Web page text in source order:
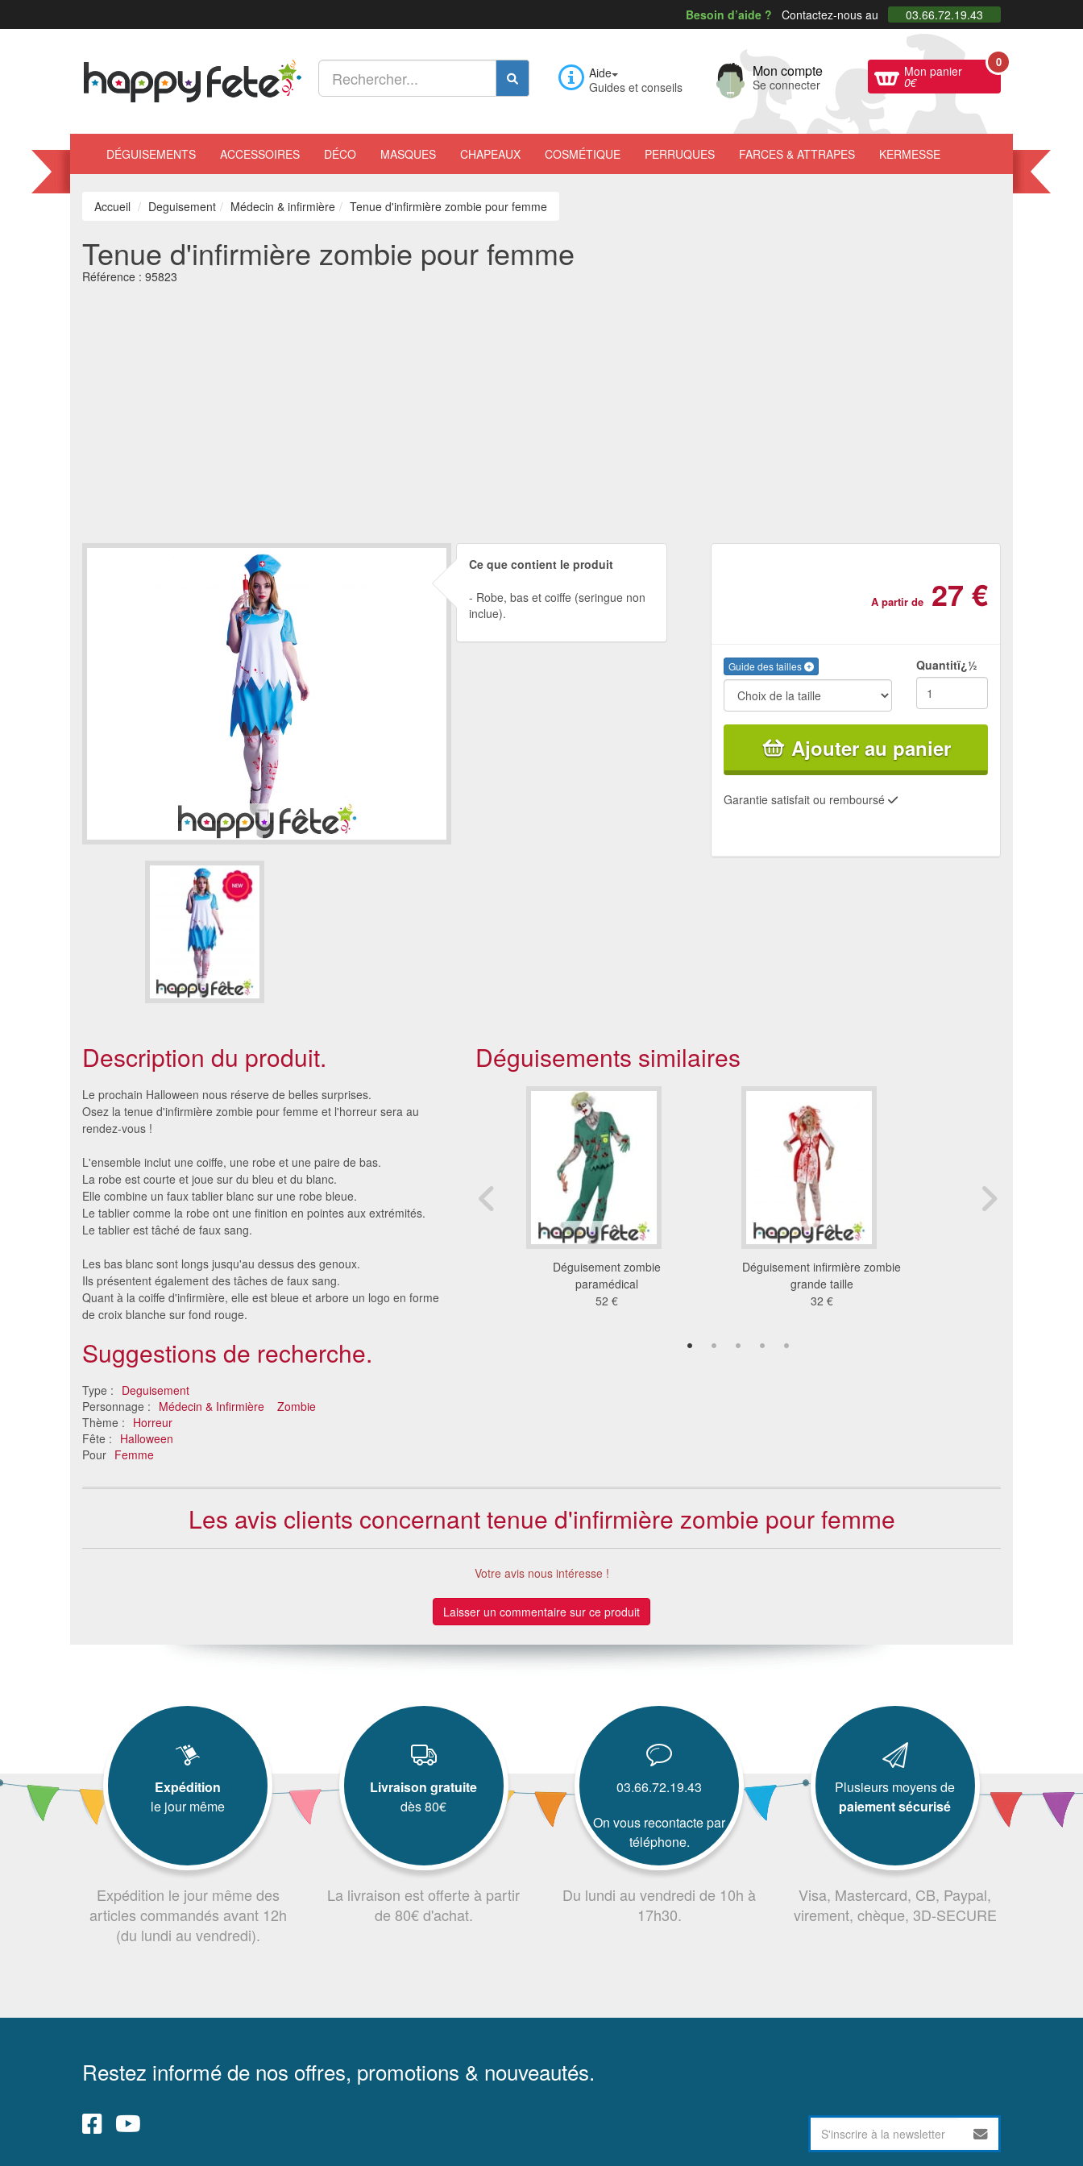
Besoin d’aide ? Contactez-nous au 03.66.72.19.43
Aide
Guides et conseils
Mon compte
Se connecter
Mon panier
0€
0
DÉGUISEMENTS ACCESSOIRES DÉCO MASQUES CHAPEAUX COSMÉTIQUE PERRUQUES FARCES & ATTRAPES KERMESSE
Accueil Deguisement Médecin & infirmière Tenue d'infirmière zombie pour femme
Tenue d'infirmière zombie pour femme
Référence : 95823
Ce que contient le produit
Robe, bas et coiffe (seringue non
inclue).
A partir de 27 €
Guide des tailles Quantitï¿½
Ajouter au panier
Garantie satisfait ou remboursé
Description du produit.
Le prochain Halloween nous réserve de belles surprises.
Osez la tenue d'infirmière zombie pour femme et l'horreur sera au
rendez-vous !
L'ensemble inclut une coiffe, une robe et une paire de bas.
La robe est courte et joue sur du bleu et du blanc.
Elle combine un faux tablier blanc sur une robe bleue.
Le tablier comme la robe ont une finition en pointes aux extrémités.
Le tablier est tâché de faux sang.
Les bas blanc sont longs jusqu'au dessus des genoux.
Ils présentent également des tâches de faux sang.
Quant à la coiffe d'infirmière, elle est bleue et arbore un logo en forme
de croix blanche sur fond rouge.
Suggestions de recherche.
Type : Deguisement
Personnage : Médecin & Infirmière
Zombie
Thème : Horreur
Fête : Halloween
Pour Femme
Déguisements similaires
Déguisement infrimière zombie
sexy
51 €
Déguisement infirmiere asylum
Déguisement zombie
paramédical
52 €
Déguisement infirmière zombie
grande taille
32 €
Les avis clients concernant tenue d'infirmière zombie pour femme
Votre avis nous intéresse !
Laisser un commentaire sur ce produit
Expédition
le jour même
Expédition le jour même des
articles commandés avant 12h
(du lundi au vendredi).
Livraison gratuite
dès 80€
La livraison est offerte à partir
de 80€ d'achat.
03.66.72.19.43
On vous recontacte par
téléphone.
Du lundi au vendredi de 10h à
17h30.
Plusieurs moyens de
paiement sécurisé
Visa, Mastercard, CB, Paypal,
virement, chèque, 3D-SECURE
Restez informé de nos offres, promotions & nouveautés.